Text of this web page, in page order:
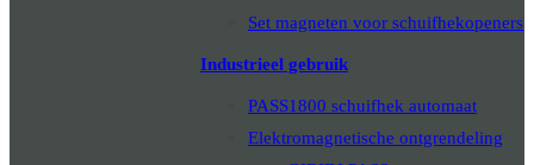
Set magneten voor schuifhekopeners
Industrieel gebruik
PASS1800 schuifhek automaat
Elektromagnetische ontgrendeling